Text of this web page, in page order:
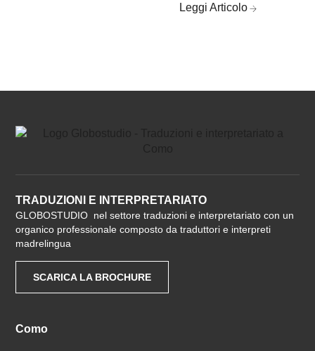
Leggi Articolo
TRADUZIONI E INTERPRETARIATO
GLOBOSTUDIO nel settore traduzioni e interpretariato con un
organico professionale composto da traduttori e interpreti
madrelingua
SCARICA LA BROCHURE
Como